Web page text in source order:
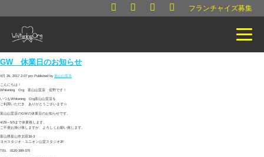
フランチャイズ募集
GW 休業日のお知らせ
4月 26, 2017 2:07 pm Published by 富山山室店
こんにちは！
Whitening Org 富山山室店 佐野です！
いつもWhitening Org富山山室店を
ご利用いただき、ありがとうございます☆
富山山室店のGWの休業日のお知らせです。
4/29～5/5まで休業致します。
ご不便お掛け致しますが、よろしくお願い致します。
富山県富山市太田30-3
ヨガスタジオ・ユニオン山室スタジオ2F
TEL 0120-399-370